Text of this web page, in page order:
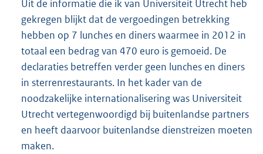
Uit de informatie die ik van Universiteit Utrecht heb
gekregen blijkt dat de vergoedingen betrekking
hebben op 7 lunches en diners waarmee in 2012 in
totaal een bedrag van 470 euro is gemoeid. De
declaraties betreffen verder geen lunches en diners
in sterrenrestaurants. In het kader van de
noodzakelijke internationalisering was Universiteit
Utrecht vertegenwoordigd bij buitenlandse partners
en heeft daarvoor buitenlandse dienstreizen moeten
maken.